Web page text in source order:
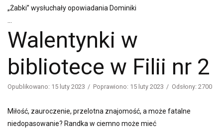
„Żabki” wysłuchały opowiadania Dominiki
Walentynki w
bibliotece w Filii nr 2
Opublikowano: 15 luty 2023 Poprawiono: 15 luty 2023 Odsłony: 2700
Miłość, zauroczenie, przelotna znajomość, a może fatalne
niedopasowanie? Randka w ciemno może mieć